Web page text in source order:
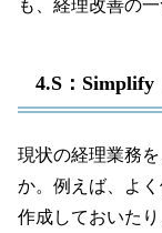
も、経理改善の
4.S：Simplify
現状の経理業務
か。例えば、よ
作成しておいた